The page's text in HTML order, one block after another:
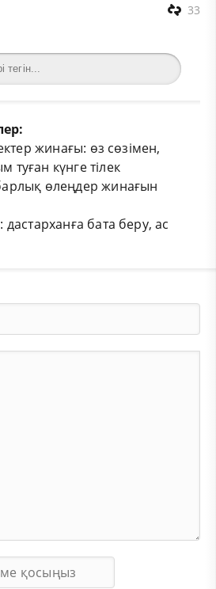
33
жинағы: өз сөзімен,
күнге тілек
өлеңдер жинағын
бата беру, ас